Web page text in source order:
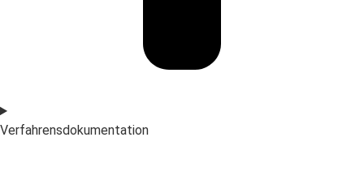
Verfahrensdokumentation